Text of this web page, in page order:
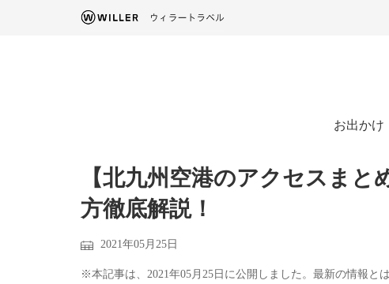
お出かけ
【北九州空港のアクセスまと
方徹底解説！
2021年05月25日
※本記事は、2021年05月25日に公開しました。最新の情報と